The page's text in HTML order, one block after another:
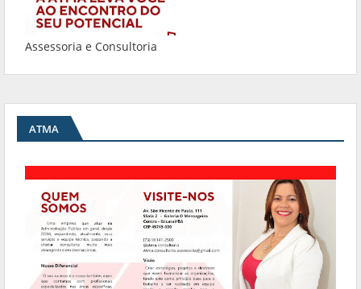
Assessoria e Consultoria
ATMA